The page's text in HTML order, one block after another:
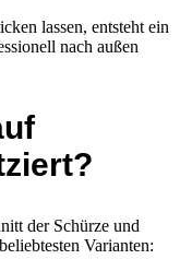
lassen, entsteht ein
nach außen
der Schürze und
Varianten: